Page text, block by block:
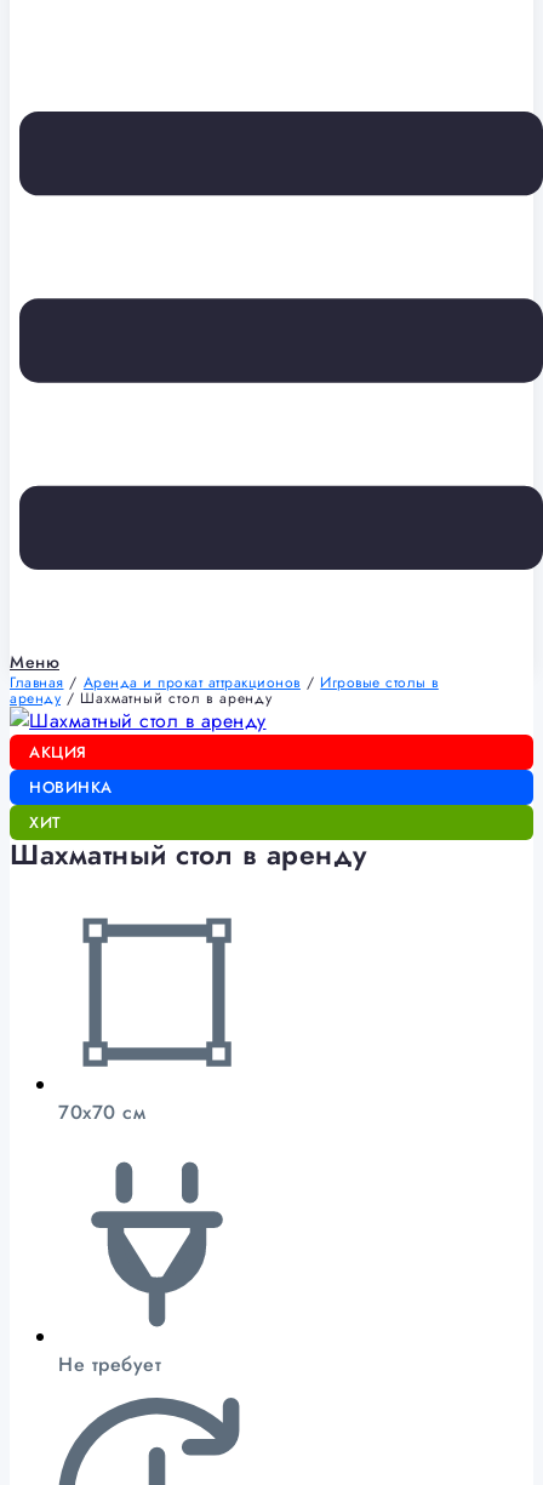
Меню
Главная / Аренда и прокат аттракционов / Игровые столы в
аренду / Шахматный стол в аренду
АКЦИЯ
НОВИНКА
ХИТ
Шахматный стол в аренду
70х70 см
Не требует